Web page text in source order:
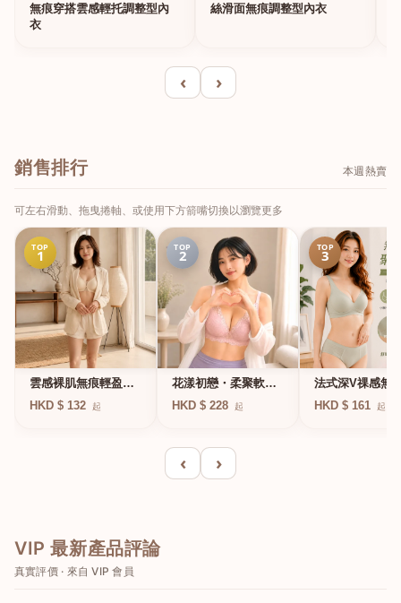
無痕穿搭雲感輕托調整型內
衣
絲滑面無痕調整型內衣
‹ ›
銷售排行 本週熱賣
可左右滑動、拖曳捲軸、或使用下方箭嘴切換以瀏覽更多
TOP
1
雲感裸肌無痕輕盈無
鋼圈內衣
HKD $ 132 起
TOP
2
花漾初戀・柔聚軟鋼
圈蕾絲內衣
HKD $ 228 起
TOP
3
法式深V祼感無
凍軟支撐條無鋼
HKD $ 161 起
‹ ›
VIP 最新產品評論
真實評價 · 來自 VIP 會員